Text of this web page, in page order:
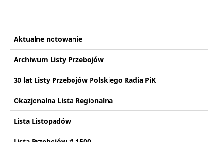
Aktualne notowanie
Archiwum Listy Przebojów
30 lat Listy Przebojów Polskiego Radia PiK
Okazjonalna Lista Regionalna
Lista Listopadów